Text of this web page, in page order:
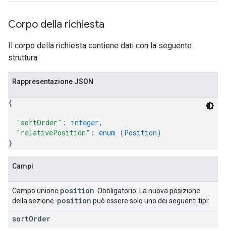
Corpo della richiesta
Il corpo della richiesta contiene dati con la seguente
struttura:
Rappresentazione JSON
{
"sortOrder" : integer,
"relativePosition" : enum (Position)
}
Campi
Campo unione position . Obbligatorio. La nuova posizione
della sezione. position può essere solo uno dei seguenti tipi:
sortOrder